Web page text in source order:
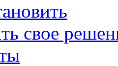
свое